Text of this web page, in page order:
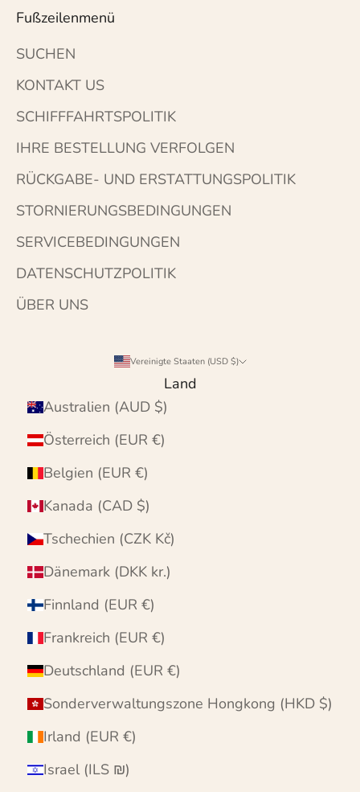
Fußzeilenmenü
SUCHEN
KONTAKT US
SCHIFFFAHRTSPOLITIK
IHRE BESTELLUNG VERFOLGEN
RÜCKGABE- UND ERSTATTUNGSPOLITIK
STORNIERUNGSBEDINGUNGEN
SERVICEBEDINGUNGEN
DATENSCHUTZPOLITIK
ÜBER UNS
Vereinigte Staaten (USD $)
Land
Australien (AUD $)
Österreich (EUR €)
Belgien (EUR €)
Kanada (CAD $)
Tschechien (CZK Kč)
Dänemark (DKK kr.)
Finnland (EUR €)
Frankreich (EUR €)
Deutschland (EUR €)
Sonderverwaltungszone Hongkong (HKD $)
Irland (EUR €)
Israel (ILS ₪)